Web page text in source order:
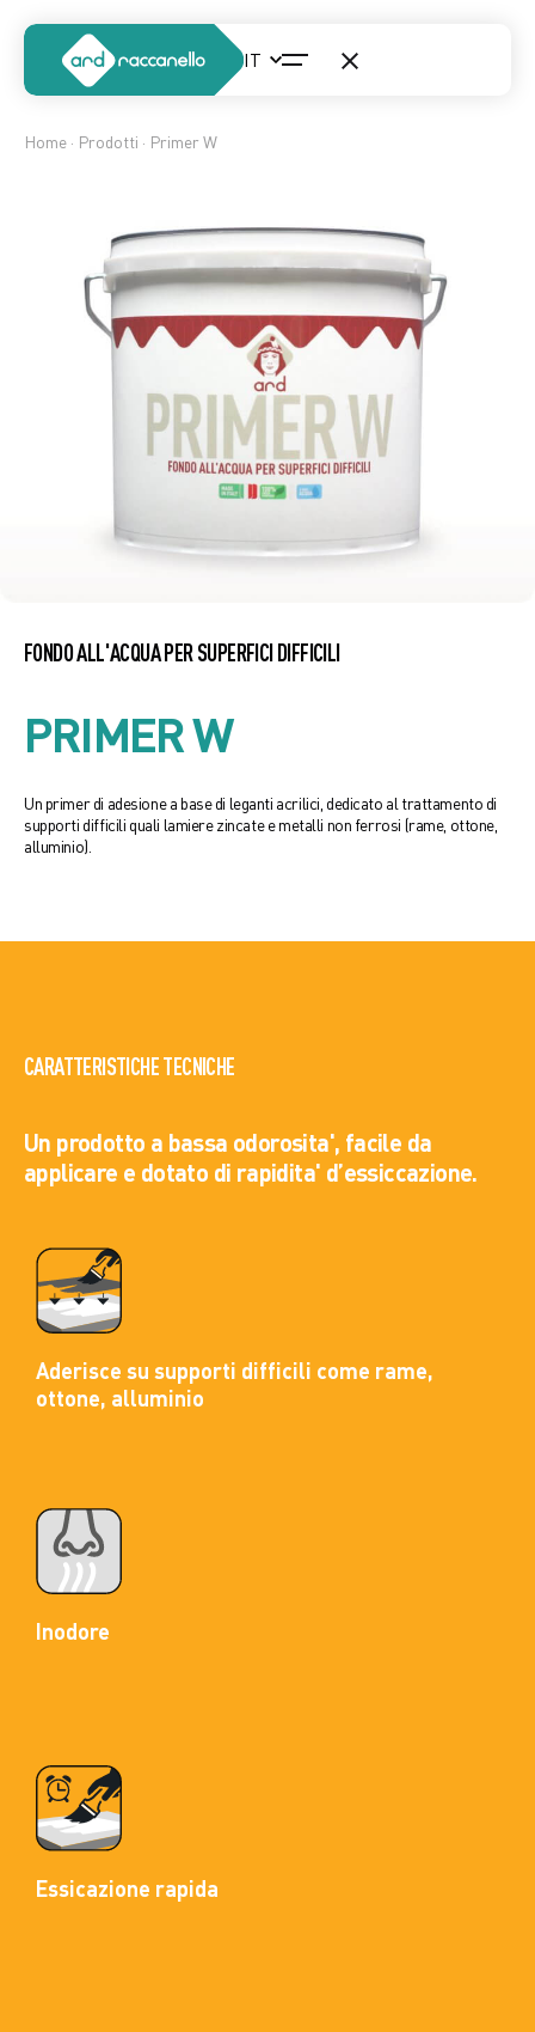
Home · Prodotti · Primer W
FONDO ALL'ACQUA PER SUPERFICI DIFFICILI
PRIMER W
Un primer di adesione a base di leganti acrilici, dedicato al trattamento di
supporti difficili quali lamiere zincate e metalli non ferrosi (rame, ottone,
alluminio).
CARATTERISTICHE TECNICHE
Un prodotto a bassa odorosita', facile da
applicare e dotato di rapidita' d’essiccazione.
Aderisce su supporti difficili come rame,
ottone, alluminio
Inodore
Essicazione rapida